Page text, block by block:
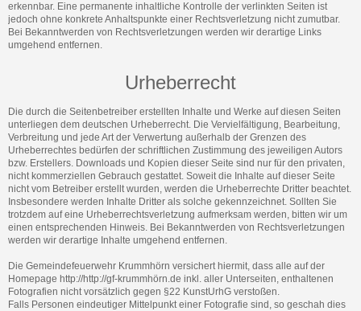
erkennbar. Eine permanente inhaltliche Kontrolle der verlinkten Seiten ist
jedoch ohne konkrete Anhaltspunkte einer Rechtsverletzung nicht zumutbar.
Bei Bekanntwerden von Rechtsverletzungen werden wir derartige Links
umgehend entfernen.
Urheberrecht
Die durch die Seitenbetreiber erstellten Inhalte und Werke auf diesen Seiten
unterliegen dem deutschen Urheberrecht. Die Vervielfältigung, Bearbeitung,
Verbreitung und jede Art der Verwertung außerhalb der Grenzen des
Urheberrechtes bedürfen der schriftlichen Zustimmung des jeweiligen Autors
bzw. Erstellers. Downloads und Kopien dieser Seite sind nur für den privaten,
nicht kommerziellen Gebrauch gestattet. Soweit die Inhalte auf dieser Seite
nicht vom Betreiber erstellt wurden, werden die Urheberrechte Dritter beachtet.
Insbesondere werden Inhalte Dritter als solche gekennzeichnet. Sollten Sie
trotzdem auf eine Urheberrechtsverletzung aufmerksam werden, bitten wir um
einen entsprechenden Hinweis. Bei Bekanntwerden von Rechtsverletzungen
werden wir derartige Inhalte umgehend entfernen.
Die Gemeindefeuerwehr Krummhörn versichert hiermit, dass alle auf der
Homepage http://http://gf-krummhörn.de inkl. aller Unterseiten, enthaltenen
Fotografien nicht vorsätzlich gegen §22 KunstUrhG verstoßen.
Falls Personen eindeutiger Mittelpunkt einer Fotografie sind, so geschah dies